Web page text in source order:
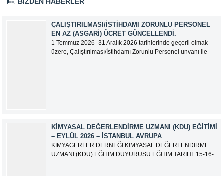
ÇALIŞTIRILMASI/İSTIHDAMI ZORUNLU PERSONEL
EN AZ (ASGARI) ÜCRET GÜNCELLENDI.
1 Temmuz 2026- 31 Aralık 2026 tarihlerinde geçerli olmak
üzere, Çalıştırılması/İstihdamı Zorunlu Personel unvanı ile
KIMYASAL DEĞERLENDIRME UZMANI (KDU) EĞITIMI
– EYLÜL 2026 – İSTANBUL AVRUPA
KİMYAGERLER DERNEĞİ KİMYASAL DEĞERLENDİRME
UZMANI (KDU) EĞİTİM DUYURUSU EĞİTİM TARİHİ: 15-16-